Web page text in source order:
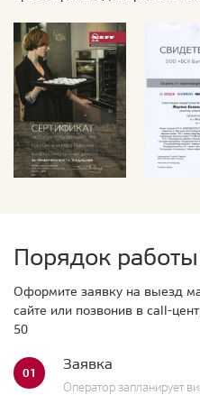
Порядок работы
Оформите заявку на выезд
сайте или позвонив в call-
50
01 Заявка
Оператор запланирует